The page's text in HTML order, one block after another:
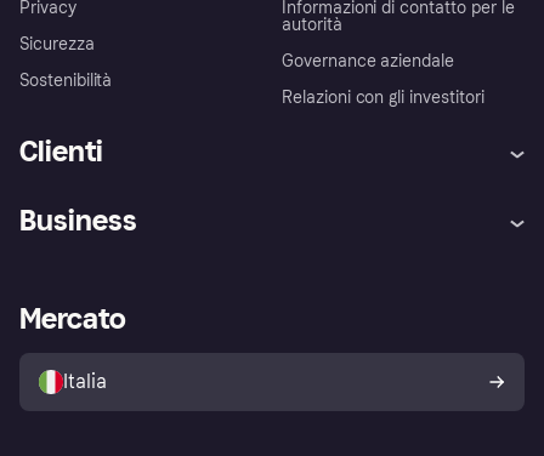
Privacy
Sicurezza
Sostenibilità
Informazioni di contatto per le
autorità
Governance aziendale
Relazioni con gli investitori
Clienti
Assistenza
Esplora i negozi
Politica di protezione
dell'acquirente Klarna
Business
Accesso aziende
Mercato
Italia